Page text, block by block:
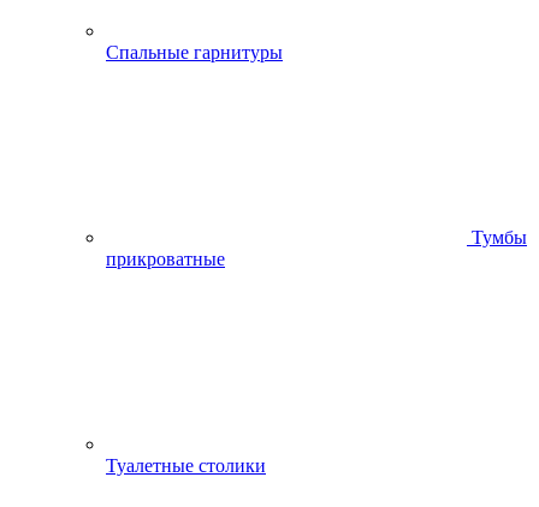
Спальные гарнитуры
Тумбы
прикроватные
Туалетные столики